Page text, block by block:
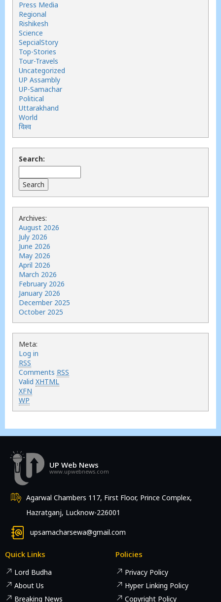
Press Media
Regional
Rishikesh
Science
SepcialStory
Top-Stories
Tour-Travels
Uncategorized
UP Assambly
UP-Samachar
Political
Uttarakhand
World
विश्व
Search:
Archives:
August 2026
July 2026
June 2026
May 2026
April 2026
March 2026
February 2026
January 2026
December 2025
October 2025
Meta:
Log in
RSS
Comments RSS
Valid XHTML
XFN
WP
UP Web News
www.upwebnews.com
Agarwal Chambers 117, First Floor, Prince Complex,
Hazratganj, Lucknow-226001
upsamacharsewa@gmail.com
Quick Links
Lord Budha
About Us
Breaking News
Policies
Privacy Policy
Hyper Linking Policy
Copyright Policy